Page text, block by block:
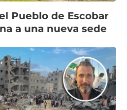
Pueblo de Escobar
a una nueva sede